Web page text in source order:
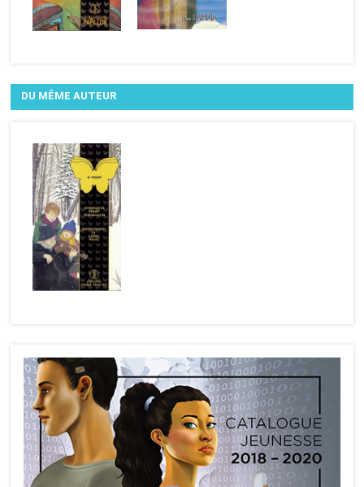
DU MÊME AUTEUR